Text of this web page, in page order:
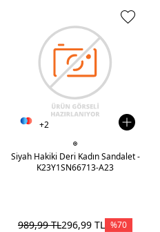
+2
Siyah Hakiki Deri Kadın Sandalet -
K23Y1SN66713-A23
989,99TL296,99 TL %70